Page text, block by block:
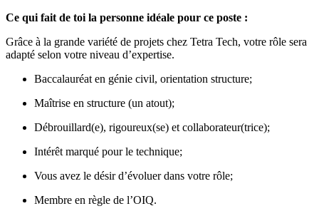
Ce qui fait de toi la personne idéale pour ce poste :
Grâce à la grande variété de projets chez Tetra Tech, votre rôle sera
adapté selon votre niveau d’expertise.
Baccalauréat en génie civil, orientation structure;
Maîtrise en structure (un atout);
Débrouillard(e), rigoureux(se) et collaborateur(trice);
Intérêt marqué pour le technique;
Vous avez le désir d’évoluer dans votre rôle;
Membre en règle de l’OIQ.